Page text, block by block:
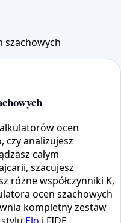
szachowych
ocen
czy analizujesz
całym
szacujesz
różne współczynniki K,
ocen szachowych
kompletny zestaw